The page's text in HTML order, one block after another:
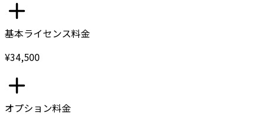
基本ライセンス料金
¥34,500
オプション料金